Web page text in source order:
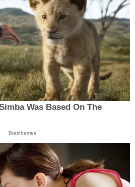
Was Based On The
Brainberries